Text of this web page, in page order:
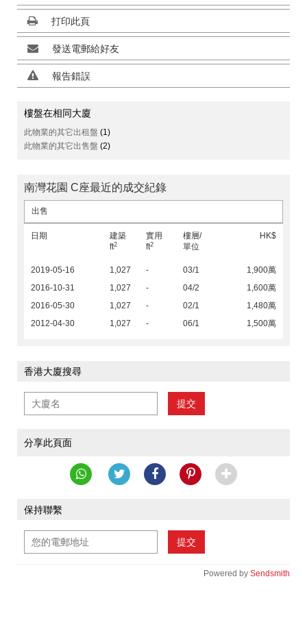
打印此頁
發送電郵給好友
報告錯誤
樓盤在相同大廈
此物業的其它出租盤 (1)
此物業的其它出售盤 (2)
南灣花園 C座最近的成交紀錄
出售
日期
建築
ft2
實用
ft2
樓層/
單位
HK$
2019-05-16 1,027 - 03/1
1,900萬
2016-10-31
1,027 - 04/2
1,600萬
2016-05-30
1,027 - 02/1
1,480萬
2012-04-30
1,027 - 06/1 1,500萬
香港大廈搜尋
提交
分享此頁面
保持聯繫
提交
Powered by Sendsmith